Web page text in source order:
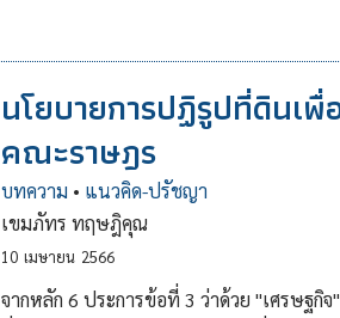
นโยบายการปฏิรูปที่ดินเ
คณะราษฎร
บทความ • แนวคิด-ปรัชญา
เขมภัทร ทฤษฎิคุณ
10 เมษายน 2566
จากหลัก 6 ประการข้อที่ 3 ว่าด้วย "เศรษฐ